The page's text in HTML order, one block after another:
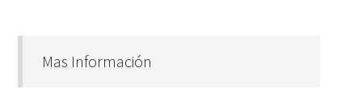
Mas Información